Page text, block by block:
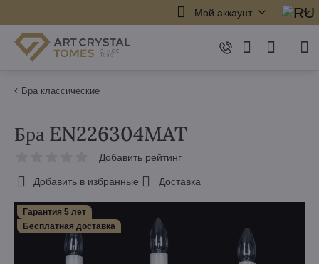
Мой аккаунт
Бра классические
Гарантия 5 лет
Бесплатная доставка
Бра EN226304MAT
Добавить рейтинг
Добавить в избранные Доставка